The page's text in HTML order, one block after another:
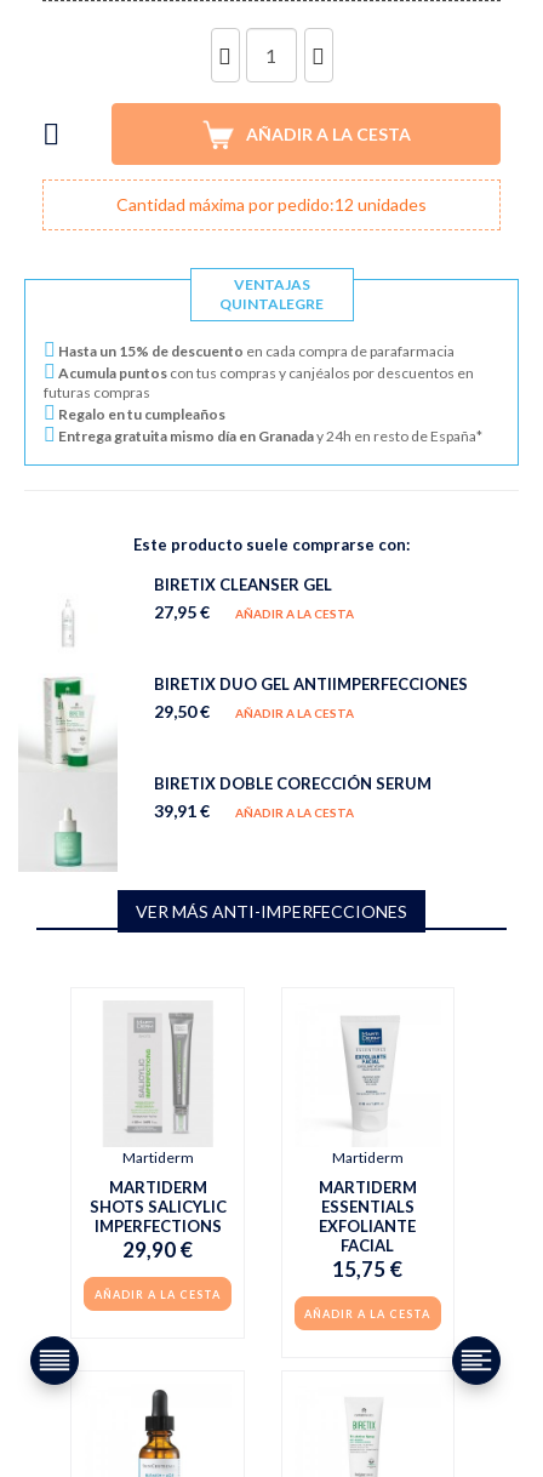
UNIDADES
AÑADIR A LA CESTA
Cantidad máxima por pedido:12 unidades
VENTAJAS
QUINTALEGRE
Hasta un 15% de descuento en cada compra de parafarmacia
Acumula puntos con tus compras y canjéalos por descuentos en
futuras compras
Regalo en tu cumpleaños
Entrega gratuita mismo día en Granaday 24h en resto de España*
Este producto suele comprarse con:
BIRETIX CLEANSER GEL
27,95 € AÑADIR A LA CESTA
BIRETIX DUO GEL ANTIIMPERFECCIONES
29,50 € AÑADIR A LA CESTA
BIRETIX DOBLE CORECCIÓN SERUM
39,91 € AÑADIR A LA CESTA
VER MÁS ANTI-IMPERFECCIONES
Martiderm
MARTIDERM
SHOTS SALICYLIC
IMPERFECTIONS
29,90 €
AÑADIR A LA CESTA
Martiderm
MARTIDERM
ESSENTIALS
EXFOLIANTE
FACIAL
15,75 €
AÑADIR A LA CESTA